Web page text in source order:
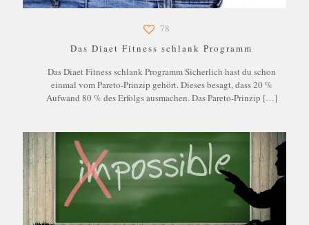
78
Das Diaet Fitness schlank Programm
Das Diaet Fitness schlank Programm Sicherlich hast du schon
einmal vom Pareto-Prinzip gehört. Dieses besagt, dass 20 %
Aufwand 80 % des Erfolgs ausmachen. Das Pareto-Prinzip […]